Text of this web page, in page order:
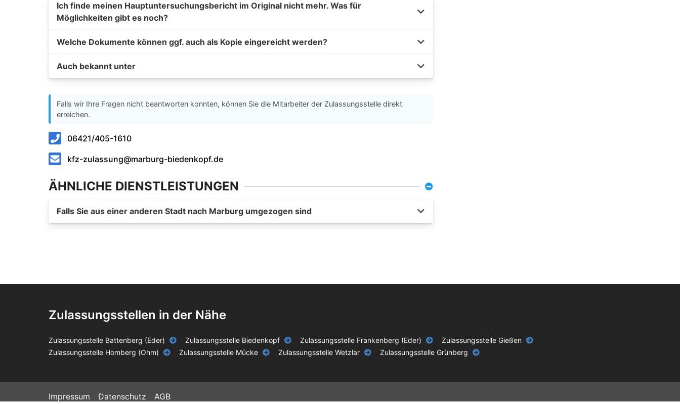
Ich finde meinen Hauptuntersuchungsbericht im Original nicht mehr. Was für
Möglichkeiten gibt es noch?
Welche Dokumente können ggf. auch als Kopie eingereicht werden?
Auch bekannt unter
Falls wir Ihre Fragen nicht beantworten konnten, können Sie die Mitarbeiter der Zulassungsstelle direkt
erreichen.
06421/405-1610
kfz-zulassung@marburg-biedenkopf.de
ÄHNLICHE DIENSTLEISTUNGEN
Falls Sie aus einer anderen Stadt nach Marburg umgezogen sind
Zulassungsstellen in der Nähe
Zulassungsstelle Battenberg (Eder) Zulassungsstelle Biedenkopf Zulassungsstelle Frankenberg (Eder)
Zulassungsstelle Gießen
Zulassungsstelle Homberg (Ohm)
Zulassungsstelle Mücke Zulassungsstelle Wetzlar Zulassungsstelle Grünberg
Impressum Datenschutz AGB